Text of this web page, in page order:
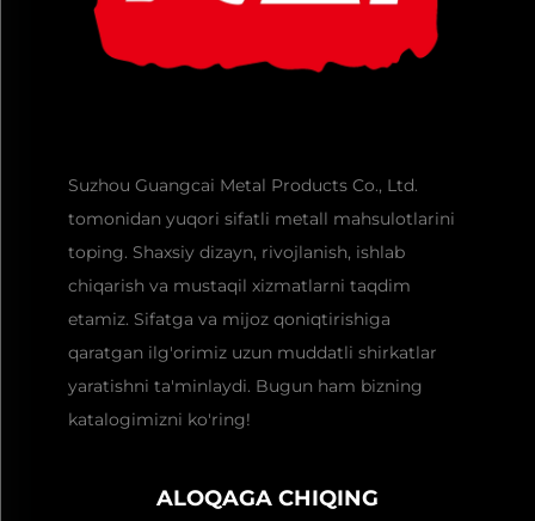
Suzhou Guangcai Metal Products Co., Ltd.
tomonidan yuqori sifatli metall mahsulotlarini
toping. Shaxsiy dizayn, rivojlanish, ishlab
chiqarish va mustaqil xizmatlarni taqdim
etamiz. Sifatga va mijoz qoniqtirishiga
qaratgan ilg'orimiz uzun muddatli shirkatlar
yaratishni ta'minlaydi. Bugun ham bizning
katalogimizni ko'ring!
ALOQAGA CHIQING